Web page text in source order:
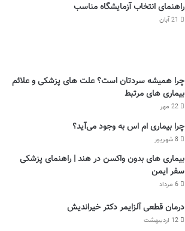
راهنمای انتخاب آزمایشگاه مناسب
21 آبان
چرا همیشه سردتان است؟ علت های پزشکی و علائم
بیماری های مرتبط
22 مهر
چرا بیماری ام اس به وجود می‌آید؟
8 شهریور
بیماری های بدون واکسن در هند | راهنمای پزشکی
سفر ایمن
6 مرداد
درمان قطعی آلزایمر دکتر خیراندیش
12 اردیبهشت